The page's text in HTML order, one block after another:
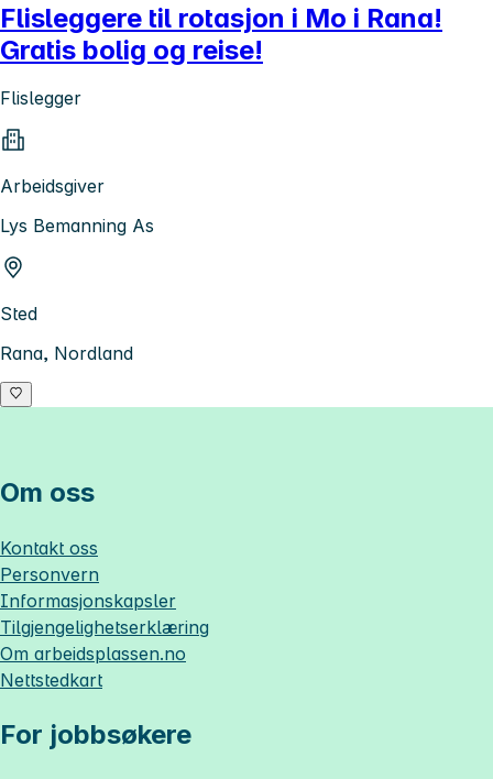
Flisleggere til rotasjon i Mo i Rana!
Gratis bolig og reise!
Flislegger
Arbeidsgiver
Lys Bemanning As
Sted
Rana, Nordland
Om oss
Kontakt oss
Personvern
Informasjonskapsler
Tilgjengelighetserklæring
Om arbeidsplassen.no
Nettstedkart
For jobbsøkere